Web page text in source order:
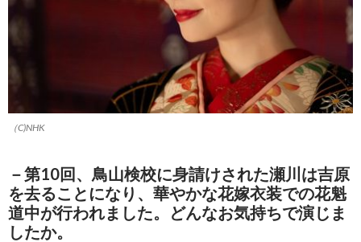
（C)NHK
－第10回、鳥山検校に身請けされた瀬川は吉原
を去ることになり、華やかな花嫁衣装での花魁
道中が行われました。どんなお気持ちで演じま
したか。